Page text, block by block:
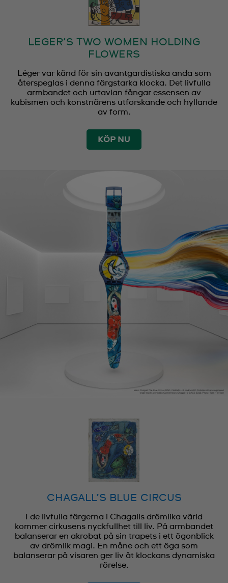
LEGER’S TWO WOMEN HOLDING
FLOWERS
Léger var känd för sin avantgardistiska anda som
återspeglas i denna färgstarka klocka. Det livfulla
armbandet och urtavlan fångar essensen av
kubismen och konstnärens utforskande och hyllande
av form.
KÖP NU
CHAGALL’S BLUE CIRCUS
I de livfulla färgerna i Chagalls drömlika värld
kommer cirkusens nyckfullhet till liv. På armbandet
balanserar en akrobat på sin trapets i ett ögonblick
av drömlik magi. En måne och ett öga som
balanserar på visaren ger liv åt klockans dynamiska
rörelse.